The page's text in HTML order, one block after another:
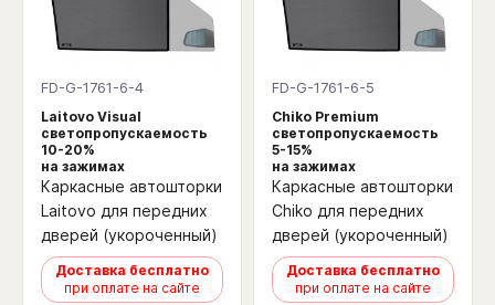
FD-G-1761-6-4
Laitovo Visual
светопропускаемость
10-20%
на зажимах
Каркасные автошторки
Laitovo для передних
дверей (укороченный)
Доставка бесплатно
при оплате на сайте
FD-G-1761-6-5
Chiko Premium
светопропускаемость
5-15%
на зажимах
Каркасные автошторки
Chiko для передних
дверей (укороченный)
Доставка бесплатно
при оплате на сайте